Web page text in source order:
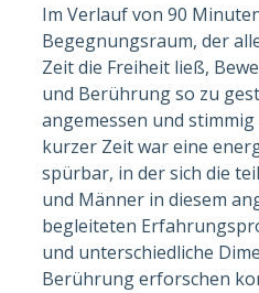
Im Verlauf von 90
Begegnungsraum, der
Zeit die Freiheit ließ,
und Berührung so zu
angemessen und
kurzer Zeit war eine
spürbar, in der sich die
und Männer in diesem
begleiteten
und unterschiedliche
Berührung erforschen